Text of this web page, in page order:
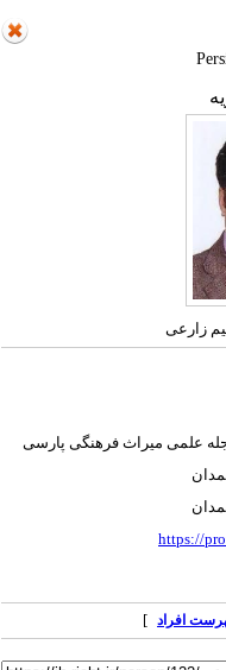
زارعی
علمی میراث فرهنگی پارسی
افراد ]